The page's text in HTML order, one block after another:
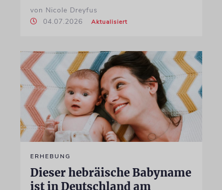
von Nicole Dreyfus
04.07.2026
Aktualisiert
ERHEBUNG
Dieser hebräische Babyname
ist in Deutschland am